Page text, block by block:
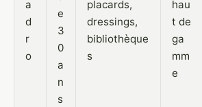
a
d
r
o
e
3
0
a
n
s
placards,
dressings,
bibliothèque
s
hau
t de
ga
mm
e